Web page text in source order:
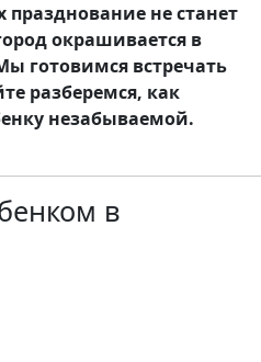
празднование не станет
окрашивается в
готовимся встречать
разберемся, как
незабываемой.
в